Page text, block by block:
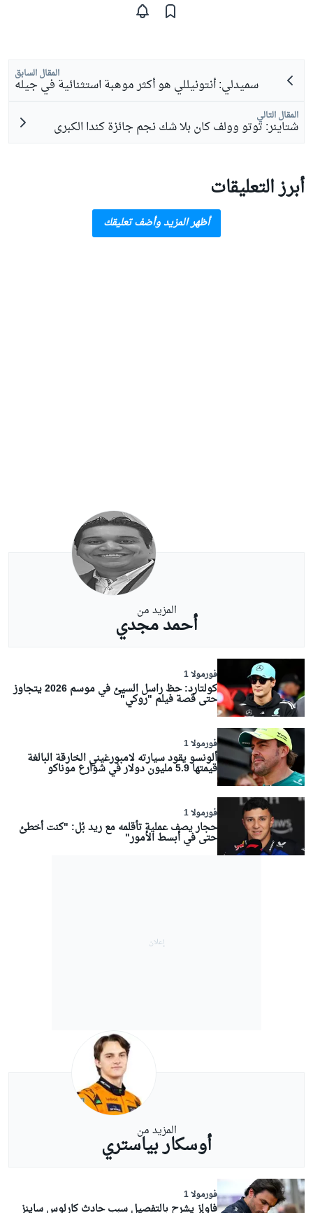
المقال السابق
سميدلي: أنتونيللي هو أكثر موهبة استثنائية في جيله
المقال التالي
شتاينر: توتو وولف كان بلا شك نجم جائزة كندا الكبرى
أبرز التعليقات
أظهر المزيد وأضف تعليقك
المزيد من
أحمد مجدي
فورمولا 1
كولتارد: حظ راسل السيئ في موسم 2026 يتجاوز
حتى قصة فيلم "روكي"
فورمولا 1
ألونسو يقود سيارته لامبورغيني الخارقة البالغة
قيمتها 5.9 مليون دولار في شوارع موناكو
فورمولا 1
حجار يصف عملية تأقلمه مع ريد بُل: "كنت أخطئ
حتى في أبسط الأمور"
المزيد من
أوسكار بياستري
فورمولا 1